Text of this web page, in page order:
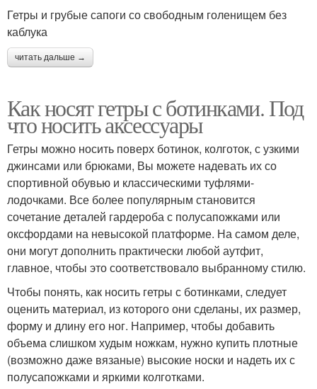
Гетры и грубые сапоги со свободным голенищем без
каблука
читать дальше →
Как носят гетры с ботинками. Под
что носить аксессуары
Гетры можно носить поверх ботинок, колготок, с узкими
джинсами или брюками, Вы можете надевать их со
спортивной обувью и классическими туфлями-
лодочками. Все более популярным становится
сочетание деталей гардероба с полусапожками или
оксфордами на невысокой платформе. На самом деле,
они могут дополнить практически любой аутфит,
главное, чтобы это соответствовало выбранному стилю.
Чтобы понять, как носить гетры с ботинками, следует
оценить материал, из которого они сделаны, их размер,
форму и длину его ног. Например, чтобы добавить
объема слишком худым ножкам, нужно купить плотные
(возможно даже вязаные) высокие носки и надеть их с
полусапожками и яркими колготками.